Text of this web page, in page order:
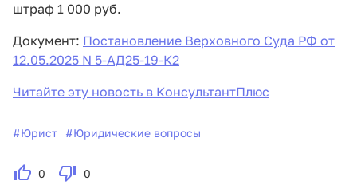
штраф 1 000 руб.
Документ: Постановление Верховного Суда РФ от
12.05.2025 N 5-АД25-19-К2
Читайте эту новость в КонсультантПлюс
#Юрист #Юридические вопросы
0 0